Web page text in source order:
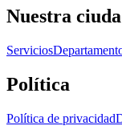
Nuestra
Servicios
Política
Política de privacidad